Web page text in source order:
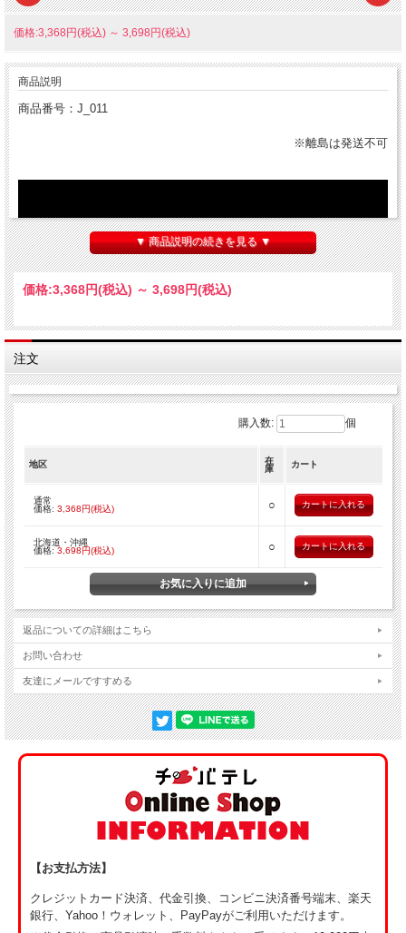
価格:3,368円(税込) ～ 3,698円(税込)
商品説明
商品番号：J_011
※離島は発送不可
※動画内の外観は2019年のものになります。
バウムクーヘン専門店「せんねんの木」
【とろなまバウムクーヘン】とろなまチョコ
トローリとろけるチョコムースの食感が癖になるバウムクーヘン「と
ろなまチョコ」（サイズ：直径11.5cm／高さ：4cm）をバウムクーヘ
▼ 商品説明の続きを見る ▼
価格:3,368円(税込) ～ 3,698円(税込)
注文
購入数: 個
地区
在
庫
カート
通常
価格: 3,368円(税込) ○
北海道・沖縄
価格: 3,698円(税込) ○
返品についての詳細はこちら
お問い合わせ
友達にメールですすめる
【お支払方法】
クレジットカード決済、代金引換、コンビニ決済番号端末、楽天
銀行、Yahoo！ウォレット、PayPayがご利用いただけます。